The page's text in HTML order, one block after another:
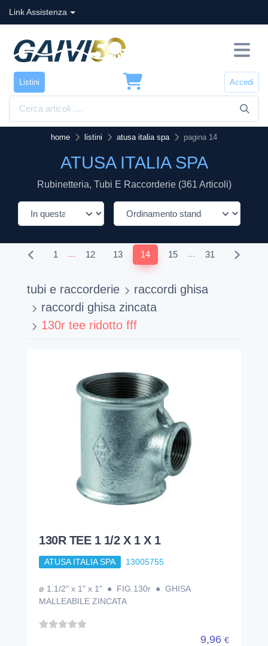
Link Assistenza
Listini Accedi
home listini atusa italia spa pagina 14
ATUSA ITALIA SPA
Rubinetteria, Tubi E Raccorderie (361 Articoli)
1 ... 12 13 14 15 ... 31
tubi e raccorderie
raccordi ghisa
raccordi ghisa zincata
130r tee ridotto fff
130R TEE 1 1/2 X 1 X 1
ATUSA ITALIA SPA 13005755
ø 1.1/2" x 1" x 1" ● FIG.130r ● GHISA
MALLEABILE ZINCATA
9,96 €